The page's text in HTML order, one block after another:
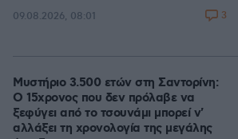
09.08.2026, 08:01 3
Μυστήριο 3.500 ετών στη Σαντορίνη:
Ο 15χρονος που δεν πρόλαβε να
ξεφύγει από το τσουνάμι μπορεί ν'
αλλάξει τη χρονολογία της μεγάλης